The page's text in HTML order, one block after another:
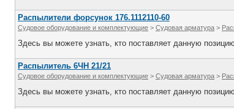
Распылители форсунок 176.1112110-60
Судовое оборудование и комплектующие > Судовая арматура >
Здесь вы можете узнать, кто поставляет данную
Распылитель 6ЧН 21/21
Судовое оборудование и комплектующие > Судовая арматура >
Здесь вы можете узнать, кто поставляет данную